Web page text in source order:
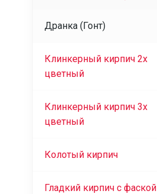
Дранка (Гонт)
Клинкерный кирпич 2х
цветный
Клинкерный кирпич 3х
цветный
Колотый кирпич
Гладкий кирпич с фаской